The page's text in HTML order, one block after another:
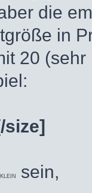
die
in
20
size]
KLEIN sein,